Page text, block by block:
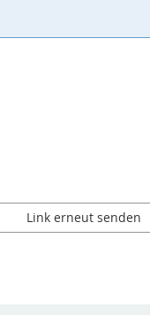
Link erneut senden